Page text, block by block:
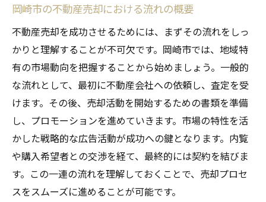
岡崎市の不動産売却における流れの概要
不動産売却を成功させるためには、まずその流れをしっ
かりと理解することが不可欠です。岡崎市では、地域特
有の市場動向を把握することから始めましょう。一般的
な流れとして、最初に不動産会社への依頼し、査定を受
けます。その後、売却活動を開始するための書類を準備
し、プロモーションを進めていきます。市場の特性を活
かした戦略的な広告活動が成功への鍵となります。内覧
や購入希望者との交渉を経て、最終的には契約を結びま
す。この一連の流れを理解しておくことで、売却プロセ
スをスムーズに進めることが可能です。